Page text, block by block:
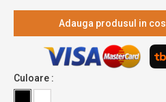
Adauga produsul in cos
Culoare :